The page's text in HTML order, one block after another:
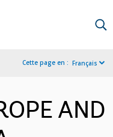
Cette page en : Français
AND